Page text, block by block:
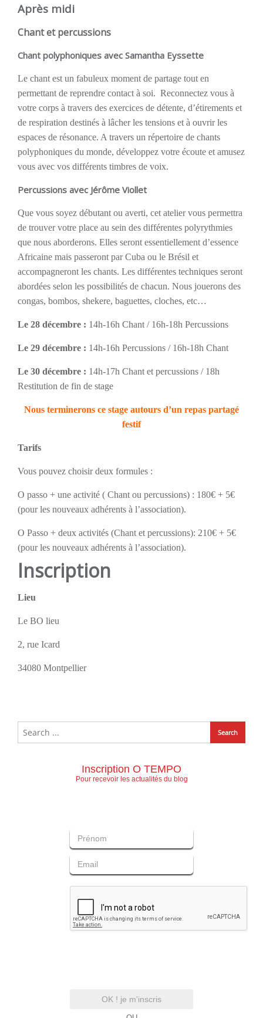
Après midi
Chant et percussions
Chant polyphoniques avec Samantha Eyssette
Le chant est un fabuleux moment de partage tout en
permettant de reprendre contact à soi. Reconnectez vous à
votre corps à travers des exercices de détente, d’étirements et
de respiration destinés à lâcher les tensions et à ouvrir les
espaces de résonance. A travers un répertoire de chants
polyphoniques du monde, développez votre écoute et amusez
vous avec vos différents timbres de voix.
Percussions avec Jérôme Viollet
Que vous soyez débutant ou averti, cet atelier vous permettra
de trouver votre place au sein des différentes polyrythmies
que nous aborderons. Elles seront essentiellement d’essence
Africaine mais passeront par Cuba ou le Brésil et
accompagneront les chants. Les différentes techniques seront
abordées selon les possibilités de chacun. Nous jouerons des
congas, bombos, shekere, baguettes, cloches, etc…
Le 28 décembre : 14h-16h Chant / 16h-18h Percussions
Le 29 décembre : 14h-16h Percussions / 16h-18h Chant
Le 30 décembre : 14h-17h Chant et percussions / 18h
Restitution de fin de stage
Nous terminerons ce stage autours d’un repas partagé
festif
Tarifs
Vous pouvez choisir deux formules :
O passo + une activité ( Chant ou percussions) : 180€ + 5€
(pour les nouveaux adhérents à l’association).
O Passo + deux activités (Chant et percussions): 210€ + 5€
(pour les nouveaux adhérents à l’association).
Inscription
Lieu
Le BO lieu
2, rue Icard
34080 Montpellier
Inscription O TEMPO
Pour recevoir les actualités du blog
OK ! je m'inscris